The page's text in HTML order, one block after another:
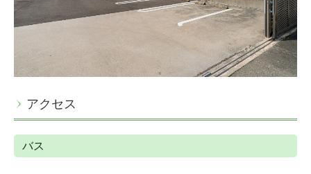
アクセス
バス